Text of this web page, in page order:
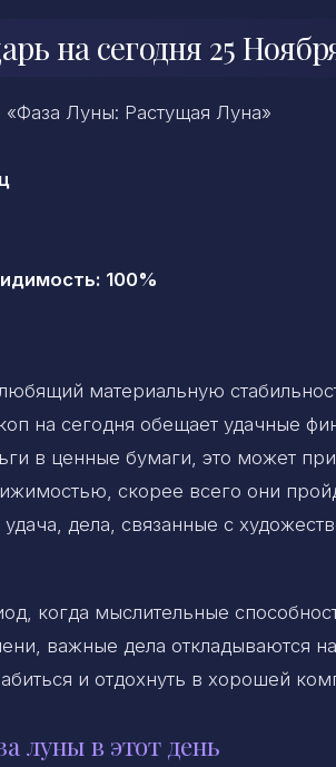
на сегодня 25
«Фаза Луны: Растущая Луна»
100%
материальную
на сегодня обещает удачные
в ценные бумаги, это может
скорее всего они
дела, связанные с
когда мыслительные
важные дела откладываются
и отдохнуть в хорошей
луны в этот день